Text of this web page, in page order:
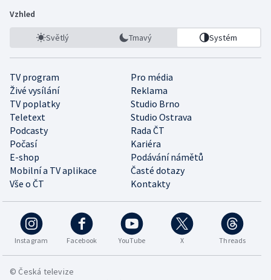
Vzhled
Světlý Tmavý Systém
TV program
Pro média
Živé vysílání
Reklama
TV poplatky
Studio Brno
Teletext
Studio Ostrava
Podcasty
Rada ČT
Počasí
Kariéra
E-shop
Podávání námětů
Mobilní a TV aplikace
Časté dotazy
Vše o ČT
Kontakty
Instagram Facebook YouTube X Threads
© Česká televize